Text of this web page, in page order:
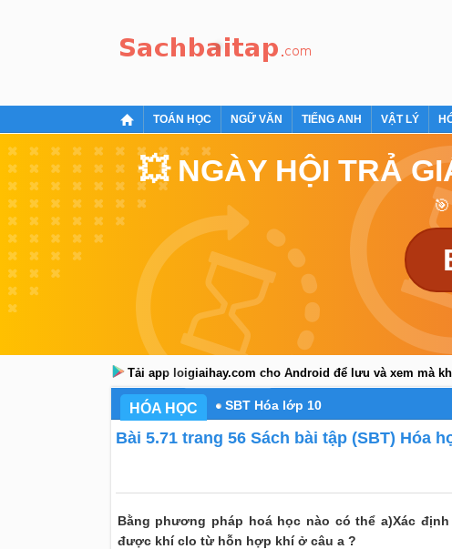
TOÁN HỌC NGỮ VĂN TIẾNG ANH VẬT LÝ
💥 NGÀY HỘI TRẢ
Tải app loigiaihay.com cho Android để lưu và xem mà
HÓA HỌC SBT Hóa lớp 10
Bài 5.71 trang 56 Sách bài tập (SBT) Hóa
Bằng phương pháp hoá học nào có thể a)Xác
được khí clo từ hỗn hợp khí ở câu a ?